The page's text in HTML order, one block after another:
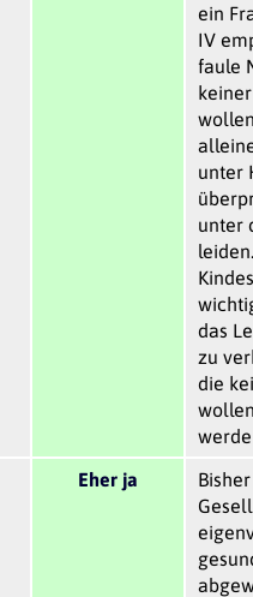
ein
IV
faule
unter
unter
das
zu
die
Eher ja